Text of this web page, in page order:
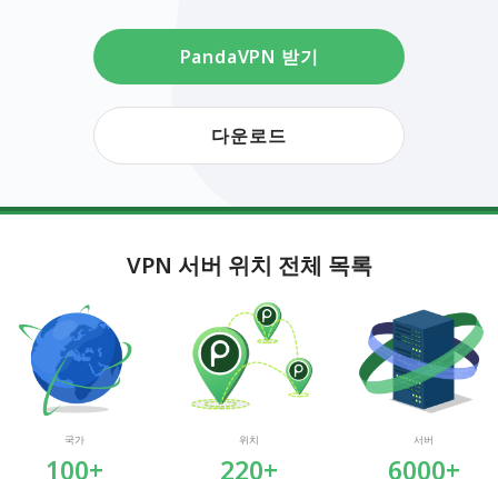
PandaVPN 받기
다운로드
VPN 서버 위치 전체 목록
국가
100+
위치
220+
서버
6000+